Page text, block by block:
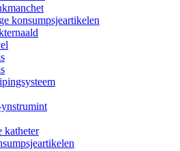
konsumpsjeartikelen
katheter